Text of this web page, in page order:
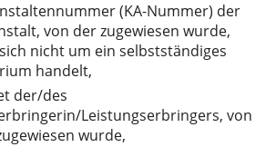
(KA-Nummer) der
von der zugewiesen wurde,
nicht um ein selbstständiges
handelt,
der/des
Leistungserbringers, von
wurde,